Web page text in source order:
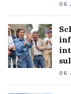
06
06